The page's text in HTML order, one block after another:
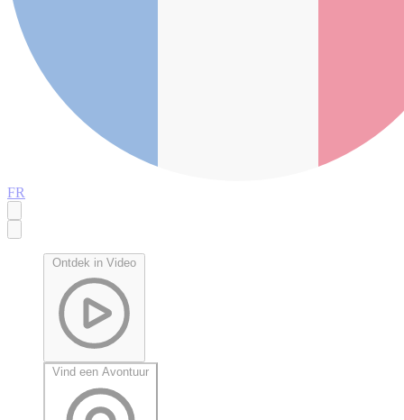
FR
Ontdek in Video
Vind een Avontuur